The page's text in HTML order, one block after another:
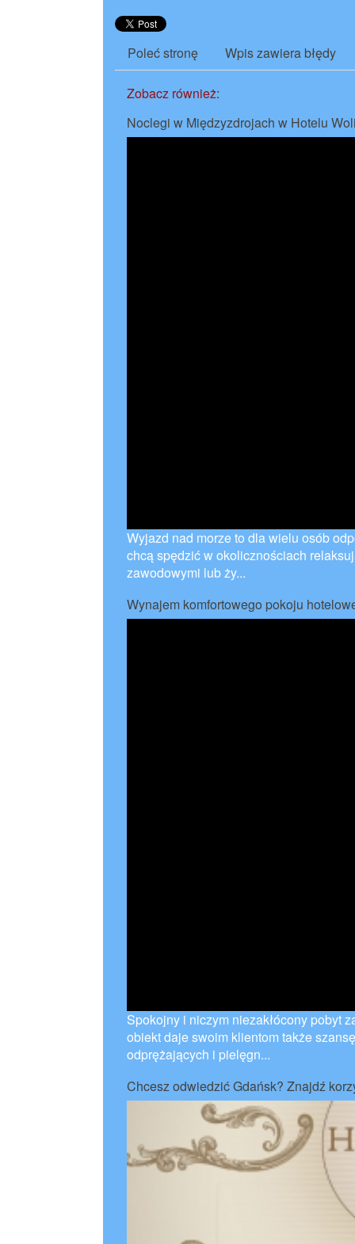
Poleć stronę Wpis zawiera błędy
Zobacz również:
Noclegi w Międzyzdrojach w Hotelu
Wyjazd nad morze to dla wielu osób
chcą spędzić w okolicznościach
zawodowymi lub ży...
Wynajem komfortowego pokoju
Spokojny i niczym niezakłócony pobyt
obiekt daje swoim klientom także
odprężających i pielęgn...
Chcesz odwiedzić Gdańsk? Znajdź